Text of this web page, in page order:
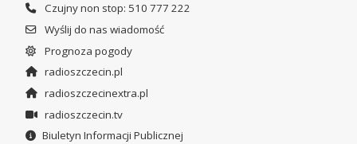
Czujny non stop: 510 777 222
Wyślij do nas wiadomość
Prognoza pogody
radioszczecin.pl
radioszczecinextra.pl
radioszczecin.tv
Biuletyn Informacji Publicznej